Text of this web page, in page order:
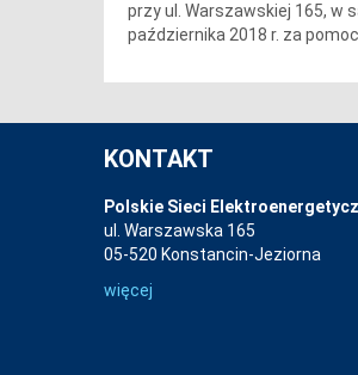
przy ul. Warszawskiej 165, w
października 2018 r. za
KONTAKT
Polskie Sieci
ul. Warszawska 165
05-520 Konstancin-Jeziorna
więcej